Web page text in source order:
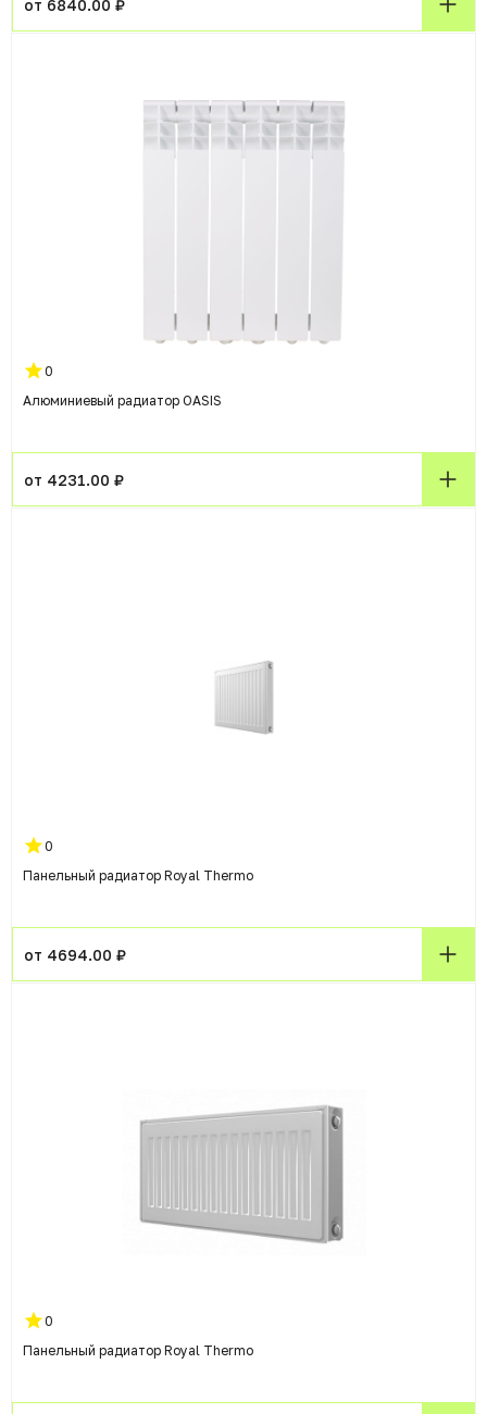
от 6840.00 ₽
0
Алюминиевый радиатор OASIS
от 4231.00 ₽
0
Панельный радиатор Royal Thermo
от 4694.00 ₽
0
Панельный радиатор Royal Thermo